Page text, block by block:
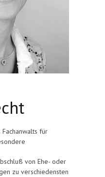
für
von Ehe- oder
zu verschiedensten